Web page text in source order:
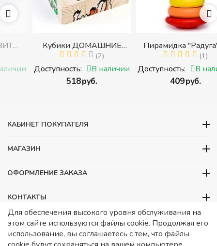
Кубики ДОМАШНИЕ
ЖИВОТНЫЕ (Томик)
(Набор кубиков
разрезных (складных))
(2)
Доступность: В наличии
руб.
Пирамидка "Радуга" (8
деталей) (Пирамидка
среднего размера)
(1)
Доступность: В наличии
руб.
КАБИНЕТ ПОКУПАТЕЛЯ
МАГАЗИН
ОФОРМЛЕНИЕ ЗАКАЗА
КОНТАКТЫ
ООО «Детский сад», ОГРН 1157746480088
ИНН 7728252648 КПП 772601001 Юридический адрес – Москва,
ул. Подольских курсантов, д 3. стр 2. Помещение 1/3. Информация
Для обеспечения высокого уровня обслуживания на
этом сайте используются файлы cookie. Продолжая его
использование, вы соглашаетесь с тем, что файлы